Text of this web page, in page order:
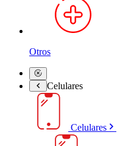
Otros
Celulares
Celulares